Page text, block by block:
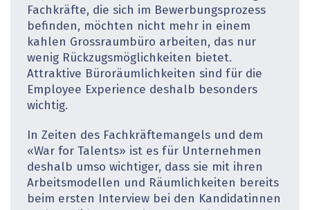
Fachkräfte, die sich im Bewerbungsprozess
befinden, möchten nicht mehr in einem
kahlen Grossraumbüro arbeiten, das nur
wenig Rückzugsmöglichkeiten bietet.
Attraktive Büroräumlichkeiten sind für die
Employee Experience deshalb besonders
wichtig.
In Zeiten des Fachkräftemangels und dem
«War for Talents» ist es für Unternehmen
deshalb umso wich­tiger, dass sie mit ihren
Arbeitsmodellen und Räumlichkeiten bereits
beim ersten Interview bei den Kandidatinnen